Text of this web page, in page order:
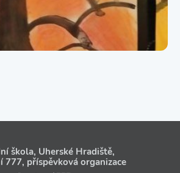
škola, Uherské Hradiště,
777, příspěvková organizace